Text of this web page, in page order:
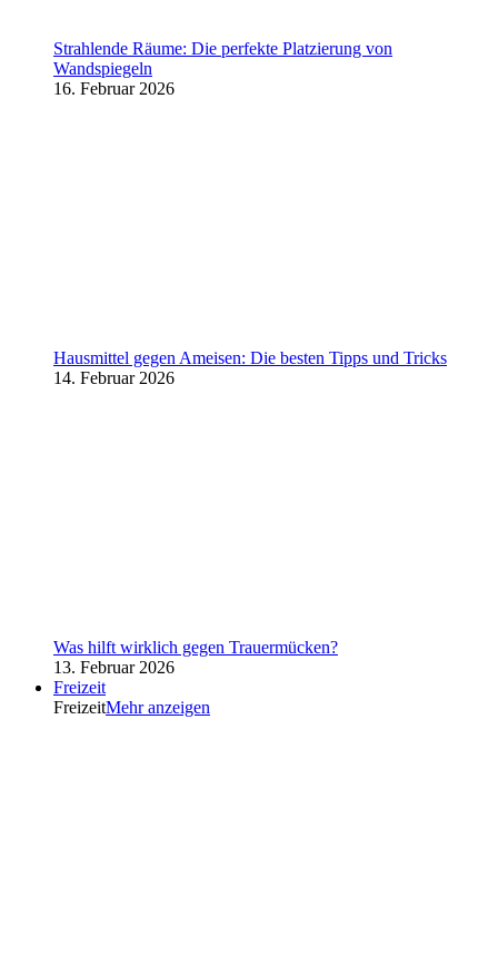
Strahlende Räume: Die perfekte Platzierung von
Wandspiegeln
16. Februar 2026
Hausmittel gegen Ameisen: Die besten Tipps und Tricks
14. Februar 2026
Was hilft wirklich gegen Trauermücken?
13. Februar 2026
Freizeit
FreizeitMehr anzeigen